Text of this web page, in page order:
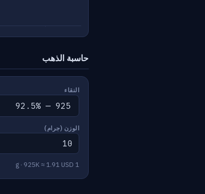
حاسبة الذهب
النقاء
الوزن (جرام)
1 g · 925K ≈ 1.91 USD